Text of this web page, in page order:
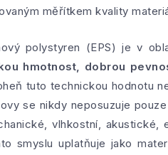
měřítkem kvality
polystyren (EPS) je v
hmotnost, dobrou
tuto technickou hodnotu
se nikdy neposuzuje
vlhkostní, akustické,
smyslu uplatňuje jako